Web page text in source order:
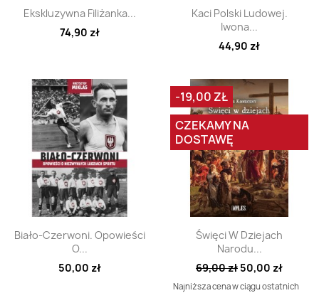
Szybki podgląd
Ekskluzywna Filiżanka...
74,90 zł
Szybki podgląd
Kaci Polski Ludowej.
Iwona...
44,90 zł
Szybki podgląd
Biało-Czerwoni. Opowieści
O...
50,00 zł
Szybki podgląd
Święci W Dziejach
Narodu...
69,00 zł 50,00 zł
Najniższa cena w ciągu ostatnich
-19,00 ZŁ
CZEKAMY NA
DOSTAWĘ